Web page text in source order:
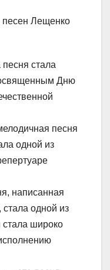
песен Лещенко
стала
Дню
песня
одной из
написанная
одной из
стала широко